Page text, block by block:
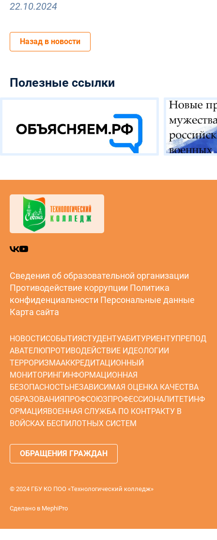
22.10.2024
Назад в новости
Полезные ссылки
Сведения об образовательной организации
Противодействие коррупции Политика
конфиденциальности Персональные данные
Карта сайта
НОВОСТИСОБЫТИЯСТУДЕНТУАБИТУРИЕНТУПРЕПОД
АВАТЕЛЮПРОТИВОДЕЙСТВИЕ ИДЕОЛОГИИ
ТЕРРОРИЗМААККРЕДИТАЦИОННЫЙ
МОНИТОРИНГИНФОРМАЦИОННАЯ
БЕЗОПАСНОСТЬНЕЗАВИСИМАЯ ОЦЕНКА КАЧЕСТВА
ОБРАЗОВАНИЯ ПРОФСОЮЗ ПРОФЕССИОНАЛИТЕТИНФ
ОРМАЦИЯ ВОЕННАЯ СЛУЖБА ПО КОНТРАКТУ В
ВОЙСКАХ БЕСПИЛОТНЫХ СИСТЕМ
ОБРАЩЕНИЯ ГРАЖДАН
© 2024 ГБУ КО ПОО «Технологический колледж»
Сделано в MephiPro